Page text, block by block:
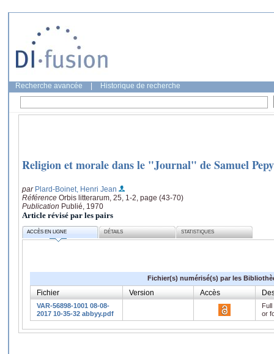
Recherche avancée Historique de recherche
Religion et morale dans le "Journal" de Samuel
par Plard-Boinet, Henri Jean
Référence Orbis litterarum, 25, 1-2, page (43-70)
Publication Publié, 1970
Article révisé par les pairs
ACCÈS EN LIGNE DÉTAILS STATISTIQUES
Fichier(s) numérisé(s) par les
Fichier Version Accès
VAR-56898-1001 08-08-
2017 10-35-32 abbyy.pdf
or